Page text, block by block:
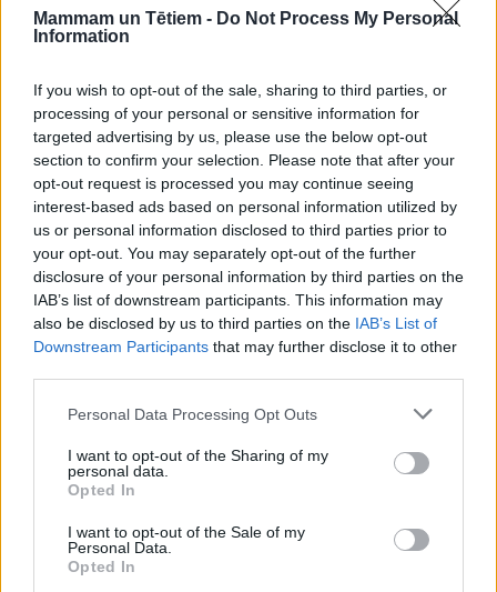
Mammam un Tētiem - Do Not Process My Personal
Information
If you wish to opt-out of the sale, sharing to third parties, or
processing of your personal or sensitive information for
targeted advertising by us, please use the below opt-out
section to confirm your selection. Please note that after your
opt-out request is processed you may continue seeing
interest-based ads based on personal information utilized by
us or personal information disclosed to third parties prior to
your opt-out. You may separately opt-out of the further
disclosure of your personal information by third parties on the
IAB’s list of downstream participants. This information may
also be disclosed by us to third parties on the IAB’s List of
Downstream Participants that may further disclose it to other
Personal Data Processing Opt Outs
I want to opt-out of the Sharing of my
personal data.
Opted In
I want to opt-out of the Sale of my
Personal Data.
Opted In
Tiek virzīti likuma grozījumi mājdzemdību ierobežošanā; ko
paredzēts mainīt?